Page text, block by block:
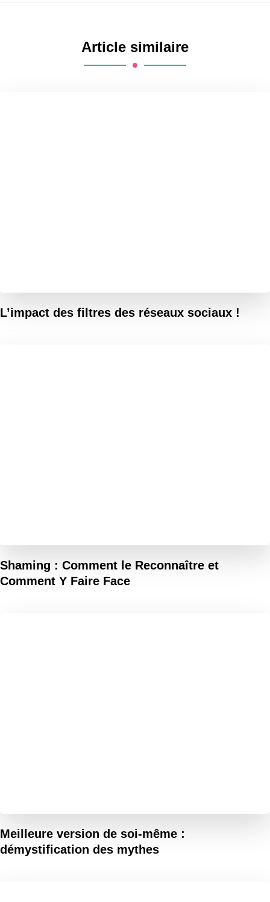
Article similaire
L’impact des filtres des réseaux sociaux !
Shaming : Comment le Reconnaître et
Comment Y Faire Face
Meilleure version de soi-même :
démystification des mythes